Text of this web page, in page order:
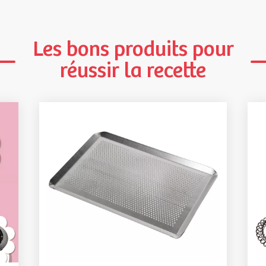
Les bons produits pour
réussir la recette